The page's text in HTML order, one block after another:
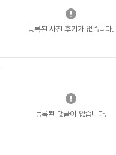
등록된 사진 후기가 없습니다.
등록된 댓글이 없습니다.